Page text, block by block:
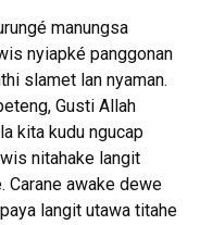
manungsa
nyiapké panggonan
slamet lan nyaman.
Gusti Allah
kita kudu ngucap
nitahake langit
Carane awake dewe
langit utawa titahe